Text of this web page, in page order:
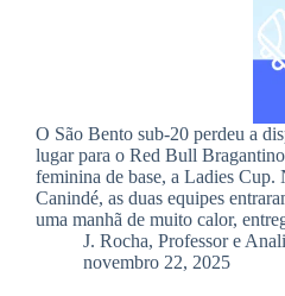
O São Bento sub-20 perdeu a
lugar para o Red Bull
feminina de base, a Ladies Cup.
Canindé, as duas equipes
uma manhã de muito calor,
J. Rocha, Professor e
novembro 22, 2025